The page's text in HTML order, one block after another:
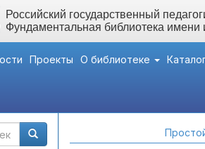
Российский государственный
Фундаментальная библиотека
Проекты О библиотеке